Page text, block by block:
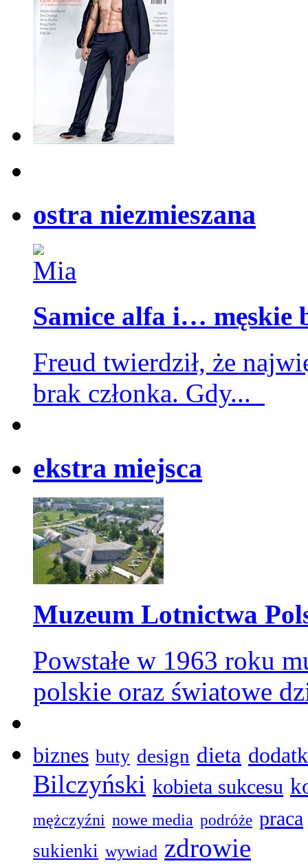
ostra niezmieszana
Samice alfa i… męskie
Freud twierdził, że
brak członka. Gdy...
ekstra miejsca
Muzeum Lotnictwa
Powstałe w 1963 roku
polskie oraz światowe
biznes buty design dieta
Bilczyński kobieta sukcesu
mężczyźni nowe media podróże praca
sukienki wywiad zdrowie